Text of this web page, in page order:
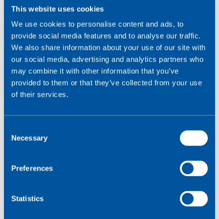
This website uses cookies
We use cookies to personalise content and ads, to
provide social media features and to analyse our traffic.
We also share information about your use of our site with
our social media, advertising and analytics partners who
may combine it with other information that you’ve
provided to them or that they’ve collected from your use
of their services.
Necessary
Preferences
Statistics
Le PSM (Power Saving Mode) est une
fonctionnalité des réseaux LPWA qui permet à un
appareil de rester en veille plus longtemps
qu'avec l'eDRX.
La durée de la période PSM d'un appareil est négociée
l'appareil. En général, les réseaux autorisent une durée
minimale de veille de 4 heures et une durée maximale
de 413 jours. Lorsqu'un appareil est en mode PSM, il
reçoit de données. Les paquets de données envoyés à
l'appareil pendant qu'il est en PSM sont stockés par le
réseau et délivrés lorsqu'il se réveille. Une fois sorti du
PSM, l'appareil reste actif pour une durée définie, qui